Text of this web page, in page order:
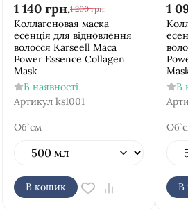
1 140 грн.1 200 грн.
Коллагеновая маска-
есенція для відновлення
волосся Karseell Maca
Power Essence Collagen
Mask
В наявності
Артикул ks1001
Об`єм
В кошик
1
В
В